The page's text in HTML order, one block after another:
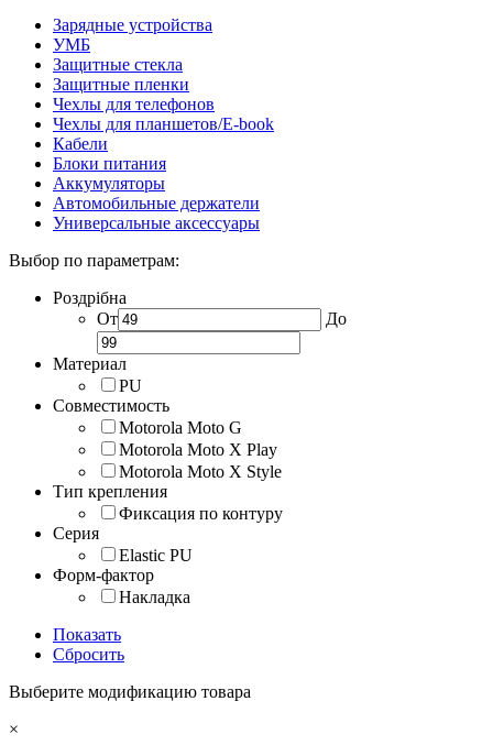
Зарядные устройства
УМБ
Защитные стекла
Защитные пленки
Чехлы для телефонов
Чехлы для планшетов/E-book
Кабели
Блоки питания
Аккумуляторы
Автомобильные держатели
Универсальные аксессуары
Выбор по параметрам:
Роздрібна
От
До
Материал
PU
Совместимость
Motorola Moto G
Motorola Moto X Play
Motorola Moto X Style
Тип крепления
Фиксация по контуру
Серия
Elastic PU
Форм-фактор
Накладка
Показать
Сбросить
Выберите модификацию товара
×